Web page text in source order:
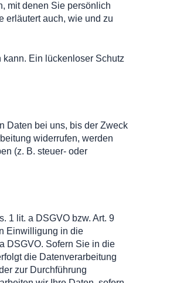
mit denen Sie persönlich
erläutert auch, wie und zu
Ein lückenloser Schutz
Daten bei uns, bis der Zweck
widerrufen, werden
(z. B. steuer- oder
1 lit. a DSGVO bzw. Art. 9
Einwilligung in die
DSGVO. Sofern Sie in die
die Datenverarbeitung
zur Durchführung